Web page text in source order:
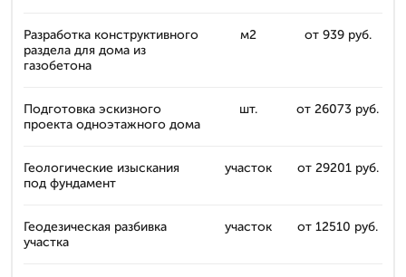
Разработка конструктивного
раздела для дома из
газобетона
м2 от 939 руб.
Подготовка эскизного
проекта одноэтажного дома
шт. от 26073 руб.
Геологические изыскания
под фундамент
участок от 29201 руб.
Геодезическая разбивка
участка
участок от 12510 руб.